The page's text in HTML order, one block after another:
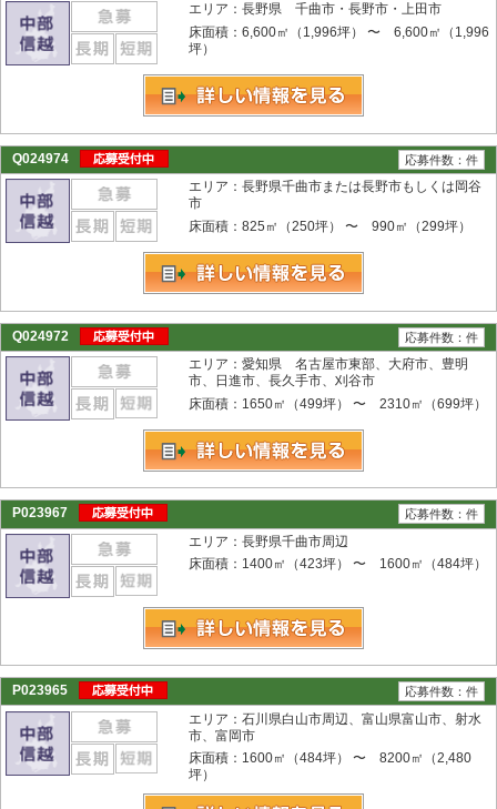
エリア：長野県 千曲市・長野市・上田市
床面積：6,600㎡（1,996坪） 〜 6,600㎡（1,996
坪）
Q024974 応募件数：件
エリア：長野県千曲市または長野市もしくは岡谷
市
床面積：825㎡（250坪） 〜 990㎡（299坪）
Q024972 応募件数：件
エリア：愛知県 名古屋市東部、大府市、豊明
市、日進市、長久手市、刈谷市
床面積：1650㎡（499坪） 〜 2310㎡（699坪）
P023967 応募件数：件
エリア：長野県千曲市周辺
床面積：1400㎡（423坪） 〜 1600㎡（484坪）
P023965 応募件数：件
エリア：石川県白山市周辺、富山県富山市、射水
市、富岡市
床面積：1600㎡（484坪） 〜 8200㎡（2,480
坪）